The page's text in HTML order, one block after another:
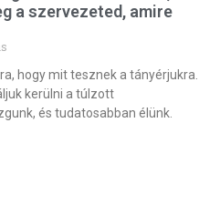
a szervezeted, amire
hogy mit tesznek a tányérjukra.
kerülni a túlzott
és tudatosabban élünk.